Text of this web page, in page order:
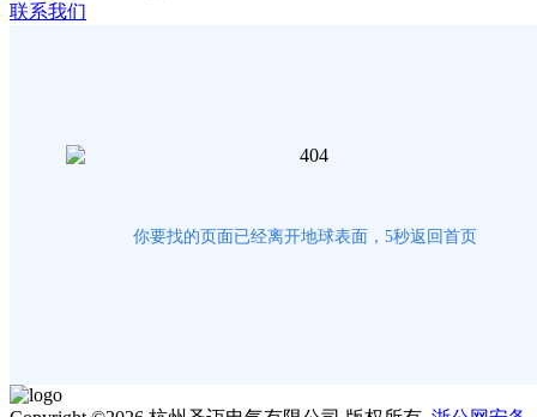
联系我们
你要找的页面已经离开地球表面， 5秒返回首页